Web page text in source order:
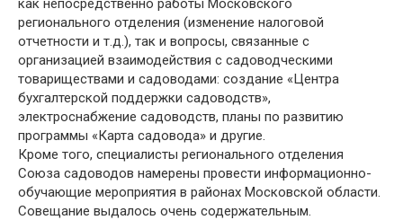
как непосредственно работы Московского
регионального отделения (изменение налоговой
отчетности и т.д.), так и вопросы, связанные с
организацией взаимодействия с садоводческими
товариществами и садоводами: создание «Центра
бухгалтерской поддержки садоводств»,
электроснабжение садоводств, планы по развитию
программы «Карта садовода» и другие.
Кроме того, специалисты регионального отделения
Союза садоводов намерены провести информационно-
обучающие мероприятия в районах Московской области.
Совещание выдалось очень содержательным.